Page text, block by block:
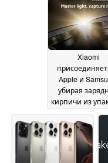
Xiaomi
Apple и
убирая
кирпичи из
с выпуском
14T и Xiaomi 14T
23 September 2024